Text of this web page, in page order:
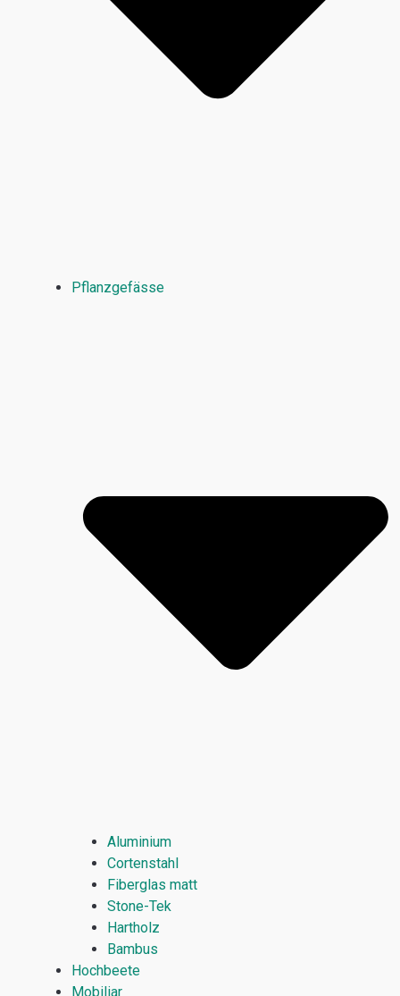
Pflanzgefässe
Aluminium
Cortenstahl
Fiberglas matt
Stone-Tek
Hartholz
Bambus
Hochbeete
Mobiliar